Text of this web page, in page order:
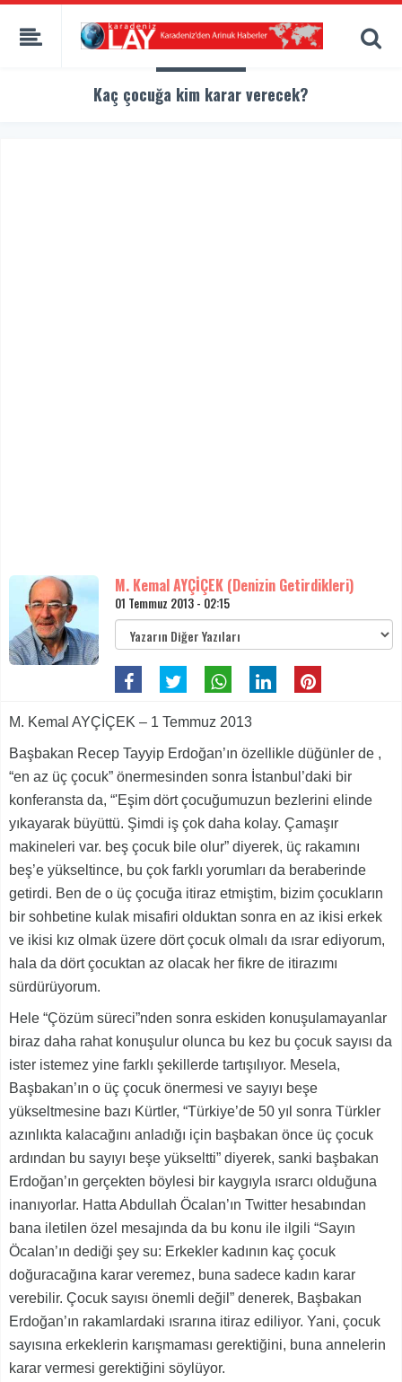
Kaç çocuğa kim karar verecek?
M. Kemal AYÇİÇEK (Denizin Getirdikleri)
01 Temmuz 2013 - 02:15
M. Kemal AYÇİÇEK – 1 Temmuz 2013
Başbakan Recep Tayyip Erdoğan’ın özellikle düğünler de ,
“en az üç çocuk” önermesinden sonra İstanbul’daki bir
konferansta da, “'Eşim dört çocuğumuzun bezlerini elinde
yıkayarak büyüttü. Şimdi iş çok daha kolay. Çamaşır
makineleri var. beş çocuk bile olur” diyerek, üç rakamını
beş’e yükseltince, bu çok farklı yorumları da beraberinde
getirdi. Ben de o üç çocuğa itiraz etmiştim, bizim çocukların
bir sohbetine kulak misafiri olduktan sonra en az ikisi erkek
ve ikisi kız olmak üzere dört çocuk olmalı da ısrar ediyorum,
hala da dört çocuktan az olacak her fikre de itirazımı
sürdürüyorum.
Hele “Çözüm süreci”nden sonra eskiden konuşulamayanlar
biraz daha rahat konuşulur olunca bu kez bu çocuk sayısı da
ister istemez yine farklı şekillerde tartışılıyor. Mesela,
Başbakan’ın o üç çocuk önermesi ve sayıyı beşe
yükseltmesine bazı Kürtler, “Türkiye’de 50 yıl sonra Türkler
azınlıkta kalacağını anladığı için başbakan önce üç çocuk
ardından bu sayıyı beşe yükseltti” diyerek, sanki başbakan
Erdoğan’ın gerçekten böylesi bir kaygıyla ısrarcı olduğuna
inanıyorlar. Hatta Abdullah Öcalan’ın Twitter hesabından
bana iletilen özel mesajında da bu konu ile ilgili “Sayın
Öcalan’ın dediği şey su: Erkekler kadının kaç çocuk
doğuracağına karar veremez, buna sadece kadın karar
verebilir. Çocuk sayısı önemli değil” denerek, Başbakan
Erdoğan’ın rakamlardaki ısrarına itiraz ediliyor. Yani, çocuk
sayısına erkeklerin karışmaması gerektiğini, buna annelerin
karar vermesi gerektiğini söylüyor.